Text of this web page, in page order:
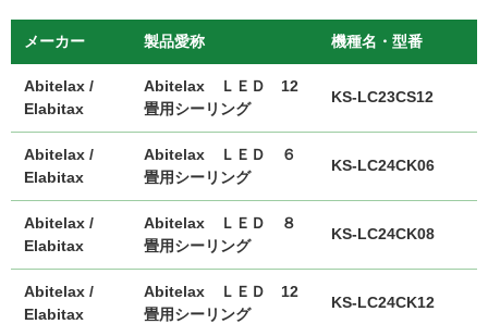
メーカー 製品愛称 機種名・型番
Abitelax /
Elabitax
Abitelax ＬＥＤ 12
畳用シーリング
KS-LC23CS12
Abitelax /
Elabitax
Abitelax ＬＥＤ ６
畳用シーリング
KS-LC24CK06
Abitelax /
Elabitax
Abitelax ＬＥＤ ８
畳用シーリング
KS-LC24CK08
Abitelax /
Elabitax
Abitelax ＬＥＤ 12
畳用シーリング
KS-LC24CK12